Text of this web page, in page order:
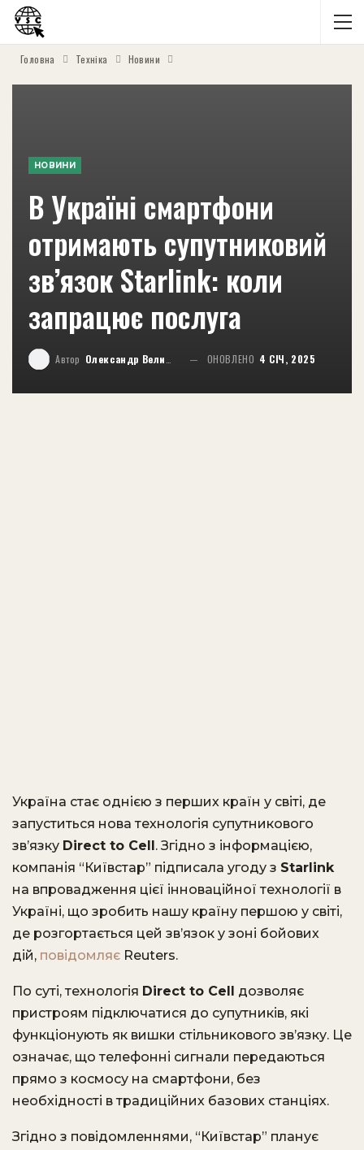
Головна Техніка Новини
НОВИНИ
В Україні смартфони
отримають супутниковий
зв’язок Starlink: коли
запрацює послуга
Автор Олександр Великий ОНОВЛЕНО 4 СІЧ, 2025
Україна стає однією з перших країн у світі, де
запуститься нова технологія супутникового
зв’язку Direct to Cell. Згідно з інформацією,
компанія “Київстар” підписала угоду з Starlink
на впровадження цієї інноваційної технології в
Україні, що зробить нашу країну першою у світі,
де розгортається цей зв’язок у зоні бойових
дій, повідомляє Reuters.
По суті, технологія Direct to Cell дозволяє
пристроям підключатися до супутників, які
функціонують як вишки стільникового зв’язку. Це
означає, що телефонні сигнали передаються
прямо з космосу на смартфони, без
необхідності в традиційних базових станціях.
Згідно з повідомленнями, “Київстар” планує